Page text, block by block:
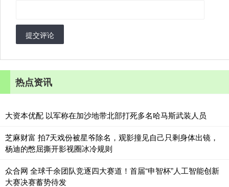
提交评论
热点资讯
大资本优配 以军称在加沙地带北部打死多名哈马斯武装人员
芝麻财富 拍7天戏份被星爷除名，观影撞见自己只剩身体出镜，
杨迪的憋屈撕开影视圈冰冷规则
众合网 全球千余团队竞逐四大赛道！首届“申智杯”人工智能创新
大赛决赛蓄势待发